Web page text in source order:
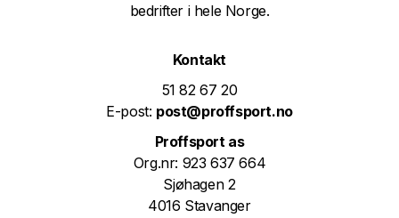
bedrifter i hele Norge.
Kontakt
51 82 67 20
E-post: post@proffsport.no
Proffsport as
Org.nr: 923 637 664
Sjøhagen 2
4016 Stavanger